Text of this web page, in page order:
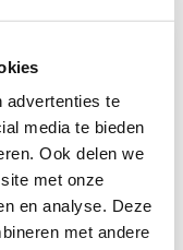
advertenties te
media te bieden
Ook delen we
met onze
en analyse. Deze
met andere